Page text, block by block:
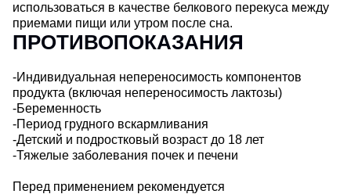
использоваться в качестве белкового перекуса между
приемами пищи или утром после сна.
ПРОТИВОПОКАЗАНИЯ
-Индивидуальная непереносимость компонентов
продукта (включая непереносимость лактозы)
-Беременность
-Период грудного вскармливания
-Детский и подростковый возраст до 18 лет
-Тяжелые заболевания почек и печени
Перед применением рекомендуется